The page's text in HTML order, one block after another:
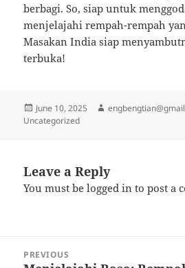
berbagi. So, siap untuk
menjelajahi rempah-rempah
Masakan India siap
terbuka!
Posted
on
June 10, 2025 Author
Uncategorized
Leave a Reply
You must belogged in to post a
navigation
PREVIOUS